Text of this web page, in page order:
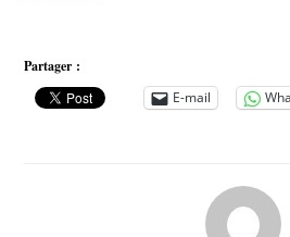
Partager :
E-mail